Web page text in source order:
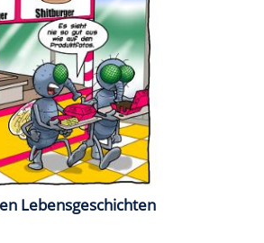
Lebensgeschichten